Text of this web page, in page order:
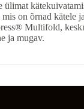
ülimat
mis on õrnad kätele
Multifold,
ja mugav.